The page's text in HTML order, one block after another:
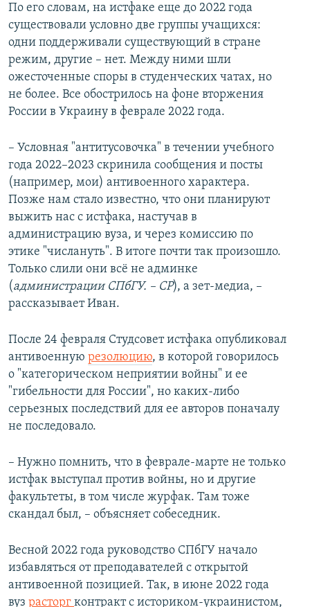
По его словам, на истфаке еще до 2022 года
существовали условно две группы учащихся:
одни поддерживали существующий в стране
режим, другие – нет. Между ними шли
ожесточенные споры в студенческих чатаx, но
не более. Все обострилось на фоне вторжения
России в Украину в феврале 2022 года.
– Условная "антитусовочка" в течении учебного
года 2022–2023 скринила сообщения и посты
(например, мои) антивоенного характера.
Позже нам стало известно, что они планируют
выжить нас с истфака, настучав в
администрацию вуза, и через комиссию по
этике "числануть". В итоге почти так произошло.
Только слили они всё не админке
(администрации СПбГУ. – СР), а зет-медиа, –
рассказывает Иван.
После 24 февраля Студсовет истфака опубликовал
антивоенную резолюцию, в которой говорилось
о "категорическом неприятии войны" и ее
"гибельности для России", но каких-либо
серьезных последствий для ее авторов поначалу
не последовало.
– Нужно помнить, что в феврале-марте не только
истфак выступал против войны, но и другие
факультеты, в том числе журфак. Там тоже
скандал был, – объясняет собеседник.
Весной 2022 года руководство СПбГУ начало
избавляться от преподавателей с открытой
антивоенной позицией. Так, в июне 2022 года
вуз расторг контракт с историком-украинистом,